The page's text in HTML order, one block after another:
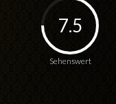
Sehenswert
7.5